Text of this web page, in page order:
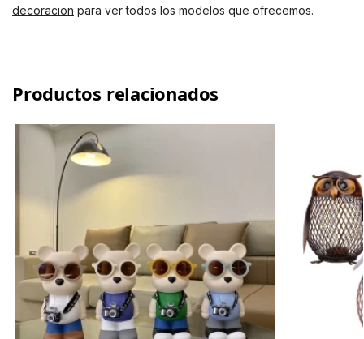
decoracion para ver todos los modelos que ofrecemos.
Productos relacionados